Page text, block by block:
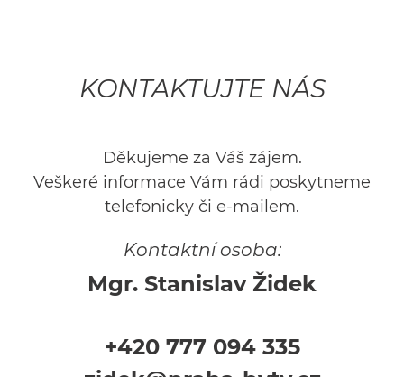
KONTAKTUJTE NÁS
Děkujeme za Váš zájem.
Veškeré informace Vám rádi poskytneme
telefonicky či e-mailem.
Kontaktní osoba:
Mgr. Stanislav Židek
+420 777 094 335